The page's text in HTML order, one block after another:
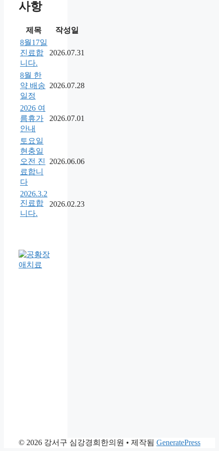
사항
제목
작성일
8월17일
진료합
니다.
2026.07.31
8월 한
약 배송
일정
2026.07.28
2026 여
름휴가
안내
2026.07.01
토요일
현충일
오전 진
료합니
다
2026.06.06
2026.3.2
진료합
니다.
2026.02.23
© 2026 강서구 심강경희한의원 • 제작됨 GeneratePress